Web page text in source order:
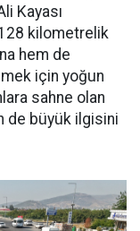
Kayası
kilometrelik
hem de
için yoğun
sahne olan
de büyük ilgisini